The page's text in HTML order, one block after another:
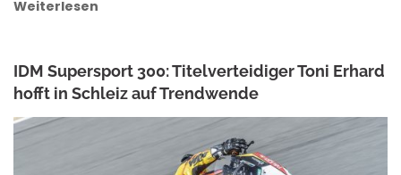
Weiterlesen
IDM Supersport 300: Titelverteidiger Toni Erhard
hofft in Schleiz auf Trendwende